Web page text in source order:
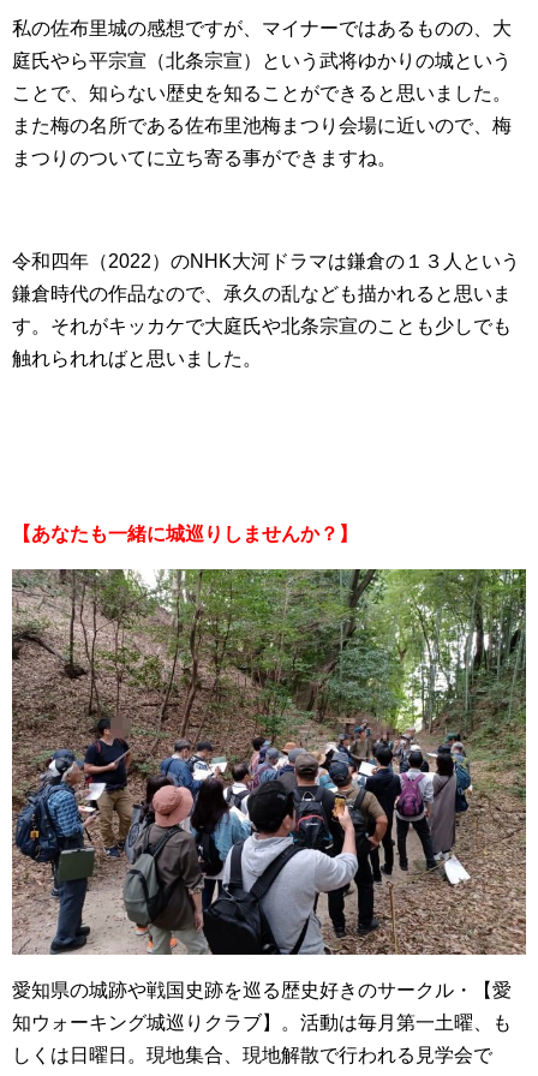
私の佐布里城の感想ですが、マイナーではあるものの、大
庭氏やら平宗宣（北条宗宣）という武将ゆかりの城という
ことで、知らない歴史を知ることができると思いました。
また梅の名所である佐布里池梅まつり会場に近いので、梅
まつりのついてに立ち寄る事ができますね。
令和四年（2022）のNHK大河ドラマは鎌倉の１３人という
鎌倉時代の作品なので、承久の乱なども描かれると思いま
す。それがキッカケで大庭氏や北条宗宣のことも少しでも
触れられればと思いました。
【あなたも一緒に城巡りしませんか？】
愛知県の城跡や戦国史跡を巡る歴史好きのサークル・【愛
知ウォーキング城巡りクラブ】。活動は毎月第一土曜、も
しくは日曜日。現地集合、現地解散で行われる見学会で